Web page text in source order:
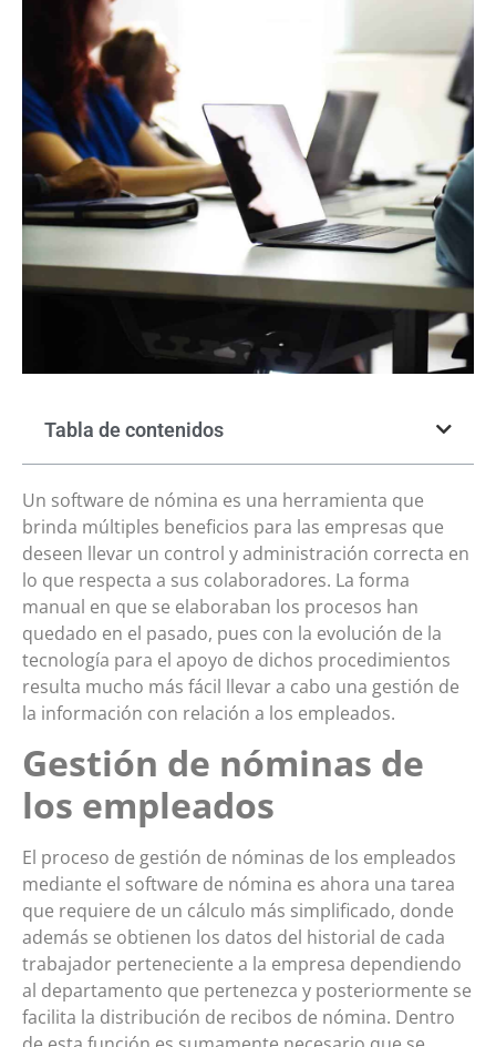
Tabla de contenidos
Un software de nómina es una herramienta que
brinda múltiples beneficios para las empresas que
deseen llevar un control y administración correcta en
lo que respecta a sus colaboradores. La forma
manual en que se elaboraban los procesos han
quedado en el pasado, pues con la evolución de la
tecnología para el apoyo de dichos procedimientos
resulta mucho más fácil llevar a cabo una gestión de
la información con relación a los empleados.
Gestión de nóminas de
los empleados
El proceso de gestión de nóminas de los empleados
mediante el software de nómina es ahora una tarea
que requiere de un cálculo más simplificado, donde
además se obtienen los datos del historial de cada
trabajador perteneciente a la empresa dependiendo
al departamento que pertenezca y posteriormente se
facilita la distribución de recibos de nómina. Dentro